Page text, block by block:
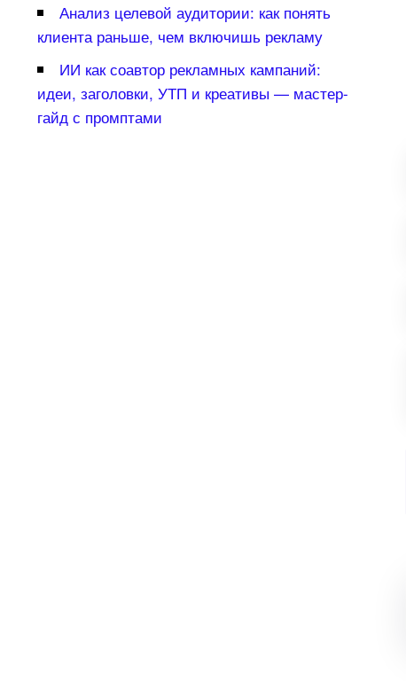
Анализ целевой аудитории: как понять
клиента раньше, чем включишь рекламу
ИИ как соавтор рекламных кампаний:
идеи, заголовки, УТП и креативы — мастер-
айд с промптами